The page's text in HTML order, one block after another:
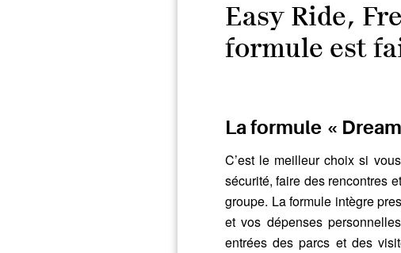
Easy Ride,
formule est
La formule «
C’est le meilleur choix si
sécurité, faire des rencontres
groupe. La formule intègre
et vos dépenses
entrées des parcs et des